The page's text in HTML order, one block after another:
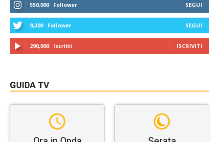
550,000 Follower SEGUI
9,300 Follower SEGUI
290,000 Iscritti ISCRIVITI
GUIDA TV